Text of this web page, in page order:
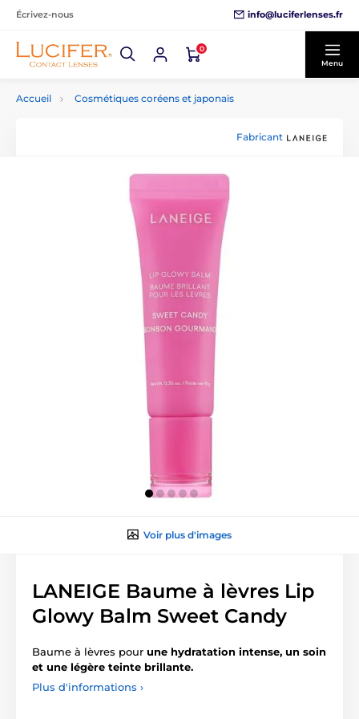
Écrivez-nous info@luciferlenses.fr
0
Menu
Accueil Cosmétiques coréens et japonais
Fabricant
Voir plus d'images
LANEIGE Baume à lèvres Lip
Glowy Balm Sweet Candy
Baume à lèvres pour une hydratation intense, un soin
et une légère teinte brillante.
Plus d'informations ›